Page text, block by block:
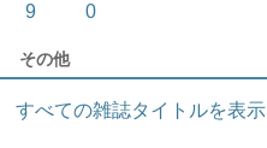
9 0
その他
すべての雑誌タイトルを表示